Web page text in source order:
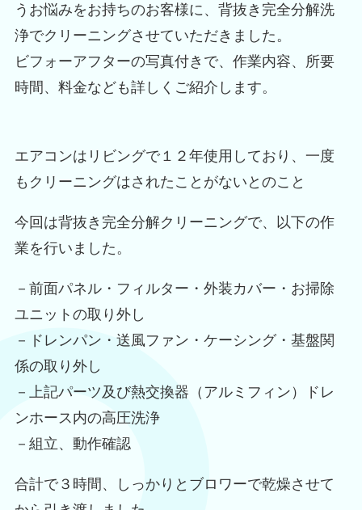
うお悩みをお持ちのお客様に、背抜き完全分解洗
浄でクリーニングさせていただきました。
ビフォーアフターの写真付きで、作業内容、所要
時間、料金なども詳しくご紹介します。
エアコンはリビングで１２年使用しており、一度
もクリーニングはされたことがないとのこと
今回は背抜き完全分解クリーニングで、以下の作
業を行いました。
－前面パネル・フィルター・外装カバー・お掃除
ユニットの取り外し
－ドレンパン・送風ファン・ケーシング・基盤関
係の取り外し
－上記パーツ及び熱交換器（アルミフィン）ドレ
ンホース内の高圧洗浄
－組立、動作確認
合計で３時間、しっかりとブロワーで乾燥させて